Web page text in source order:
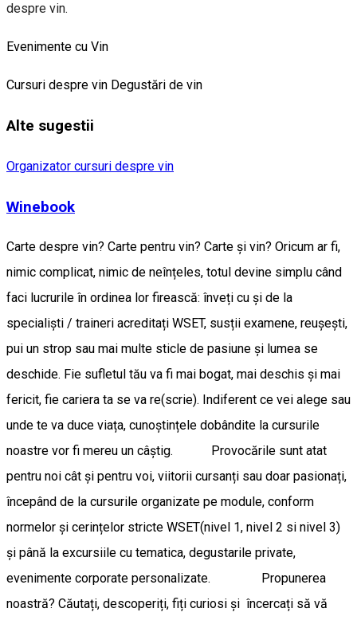
despre vin.
Evenimente cu Vin
Cursuri despre vin Degustări de vin
Alte sugestii
Organizator cursuri despre vin
Winebook
Carte despre vin? Carte pentru vin? Carte și vin? Oricum ar fi,
nimic complicat, nimic de neînțeles, totul devine simplu când
faci lucrurile în ordinea lor firească: înveți cu și de la
specialiști / traineri acreditați WSET, susții examene, reușești,
pui un strop sau mai multe sticle de pasiune și lumea se
deschide. Fie sufletul tău va fi mai bogat, mai deschis și mai
fericit, fie cariera ta se va re(scrie). Indiferent ce vei alege sau
unde te va duce viața, cunoștințele dobândite la cursurile
noastre vor fi mereu un câștig. Provocările sunt atat
pentru noi cât și pentru voi, viitorii cursanți sau doar pasionați,
începând de la cursurile organizate pe module, conform
normelor și cerințelor stricte WSET(nivel 1, nivel 2 si nivel 3)
și până la excursiile cu tematica, degustarile private,
evenimente corporate personalizate. Propunerea
noastră? Căutați, descoperiți, fiți curiosi și încercați să vă